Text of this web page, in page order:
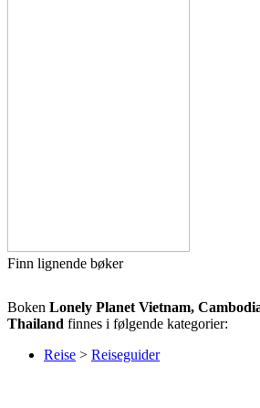
Finn lignende bøker
Boken Lonely Planet Vietnam,
Thailand finnes i følgende kategorier:
Reise > Reiseguider